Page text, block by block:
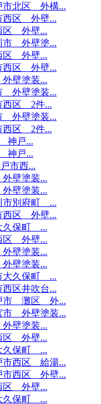
市北区 外構...
西区 外壁...
区 外壁...
市 外壁塗...
区 外壁...
西区 外壁...
壁塗装...
外壁塗装...
西区 2件...
外壁塗装...
西区 2件...
神戸...
神戸...
市西...
壁塗装...
壁塗装...
市別府町 ...
西区 外壁...
久保町 ...
区 外壁...
壁塗装...
壁塗装...
大久保町 ...
西区井吹台...
市 灘区 外...
市 外壁塗装...
壁塗装...
区 外壁...
久保町 ...
市西区 給湯...
市西区 外壁...
区 外壁...
久保町 ...